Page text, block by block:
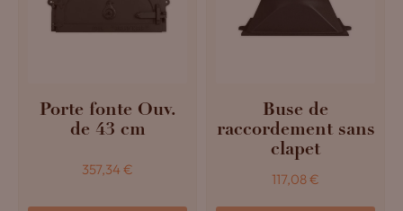
Porte fonte Ouv.
de 43 cm
357,34 €
Buse de
raccordement sans
clapet
117,08€